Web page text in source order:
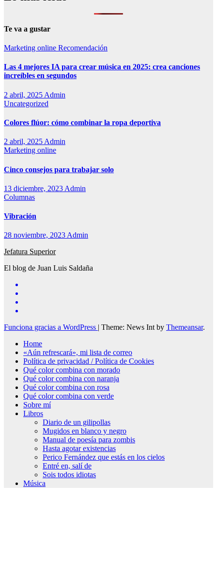
Te va a gustar
Marketing online Recomendación
Las 4 mejores IA para crear música en 2025: crea canciones
increíbles en segundos
2 abril, 2025 Admin
Uncategorized
Colores flúor: cómo combinar la ropa deportiva
2 abril, 2025 Admin
Marketing online
Cinco consejos para trabajar solo
13 diciembre, 2023 Admin
Columnas
Vibración
28 noviembre, 2023 Admin
Jefatura Superior
El blog de Juan Luis Saldaña
Funciona gracias a WordPress | Theme: News Int by Themeansar.
Home
«Aún refrescará», mi lista de correo
Política de privacidad / Política de Cookies
Qué color combina con morado
Qué color combina con naranja
Qué color combina con rosa
Qué color combina con verde
Sobre mí
Libros
Diario de un gilipollas
Mugidos en blanco y negro
Manual de poesía para zombis
Hasta agotar existencias
Perico Fernández que estás en los cielos
Entré en, salí de
Sois todos idiotas
Música